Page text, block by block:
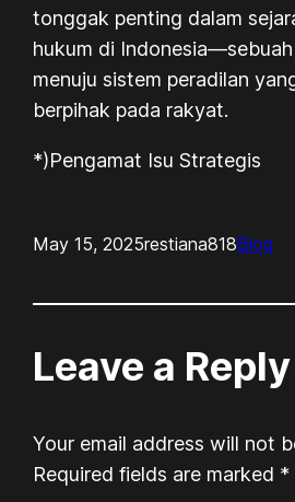
tonggak penting dalam
hukum di
menuju sistem peradilan
berpihak pada rakyat.
*)Pengamat Isu Strategis
May 15, 2025restiana818Blog
Leave a Reply
Your email address will not
Required fields are marked *